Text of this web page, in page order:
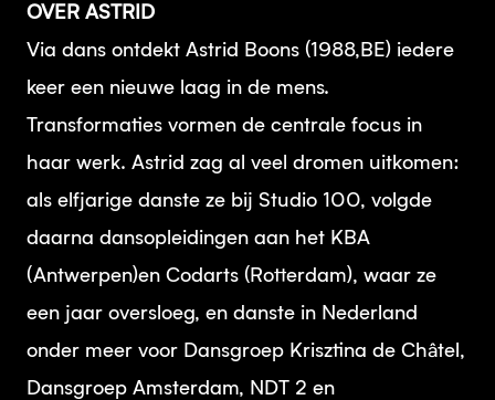
OVER ASTRID
Via dans ontdekt Astrid Boons (1988,BE) iedere
keer een nieuwe laag in de mens.
Transformaties vormen de centrale focus in
haar werk. Astrid zag al veel dromen uitkomen:
als elfjarige danste ze bij Studio 100, volgde
daarna dansopleidingen aan het KBA
(Antwerpen)en Codarts (Rotterdam), waar ze
een jaar oversloeg, en danste in Nederland
onder meer voor Dansgroep Krisztina de Châtel,
Dansgroep Amsterdam, NDT 2 en